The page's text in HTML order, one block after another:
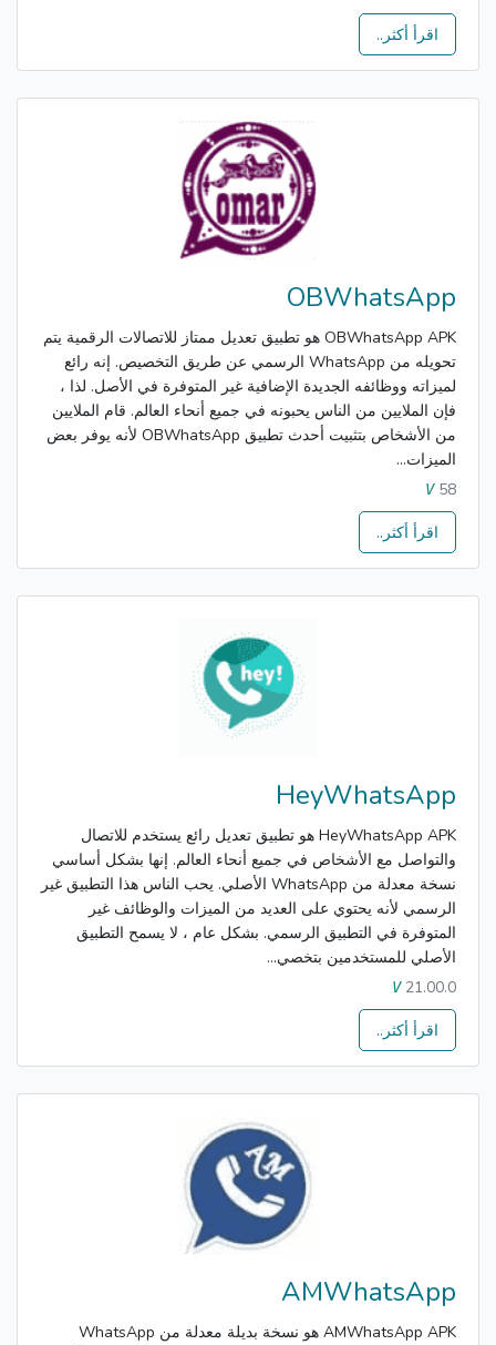
اقرأ أكثر..
OBWhatsApp
OBWhatsApp APK هو تطبيق تعديل ممتاز للاتصالات الرقمية يتم
تحويله من WhatsApp الرسمي عن طريق التخصيص. إنه رائع
لميزاته ووظائفه الجديدة الإضافية غير المتوفرة في الأصل. لذا ،
فإن الملايين من الناس يحبونه في جميع أنحاء العالم. قام الملايين
من الأشخاص بتثبيت أحدث تطبيق OBWhatsApp لأنه يوفر بعض
الميزات...
V58
اقرأ أكثر..
HeyWhatsApp
HeyWhatsApp APK هو تطبيق تعديل رائع يستخدم للاتصال
والتواصل مع الأشخاص في جميع أنحاء العالم. إنها بشكل أساسي
نسخة معدلة من WhatsApp الأصلي. يحب الناس هذا التطبيق غير
الرسمي لأنه يحتوي على العديد من الميزات والوظائف غير
المتوفرة في التطبيق الرسمي. بشكل عام ، لا يسمح التطبيق
الأصلي للمستخدمين بتخصي...
V21.00.0
اقرأ أكثر..
AMWhatsApp
AMWhatsApp APK هو نسخة بديلة معدلة من WhatsApp